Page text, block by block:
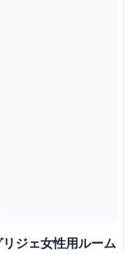
ジェ女性用ルーム